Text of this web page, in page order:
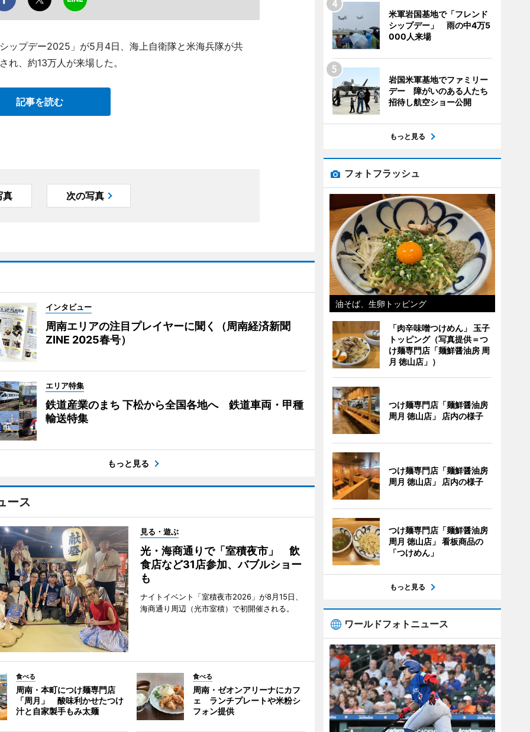
ップデー2025」が5月4日、海上自衛隊と米海兵隊が共
れ、約13万人が来場した。
記事を読む
真 次の写真
インタビュー
周南エリアの注目プレイヤーに聞く（周南経済新聞
ZINE 2025春号）
エリア特集
鉄道産業のまち 下松から全国各地へ 鉄道車両・甲種
輸送特集
もっと見る
ース
見る・遊ぶ
光・海商通りで「室積夜市」 飲
食店など31店参加、バブルショー
も
ナイトイベント「室積夜市2026」が8月15日、
海商通り周辺（光市室積）で初開催される。
食べる
周南・本町につけ麺専門店
「周月」 酸味利かせたつけ
汁と自家製手もみ太麺
食べる
周南・ゼオンアリーナにカフ
ェ ランチプレートや米粉シ
フォン提供
米軍岩国基地で「フレンド
シップデー」 雨の中4万5
000人来場
岩国米軍基地でファミリー
デー 障がいのある人たち
招待し航空ショー公開
もっと見る
フォトフラッシュ
油そば、生卵トッピング
「肉辛味噌つけめん」 玉子
トッピング（写真提供＝つ
け麺専門店「麺鮮醤油房 周
月 徳山店」）
つけ麺専門店「麺鮮醤油房
周月 徳山店」 店内の様子
つけ麺専門店「麺鮮醤油房
周月 徳山店」 店内の様子
つけ麺専門店「麺鮮醤油房
周月 徳山店」 看板商品の
「つけめん」
もっと見る
ワールドフォトニュース